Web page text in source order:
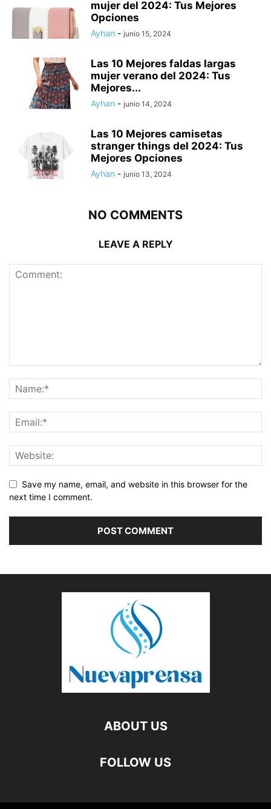
mujer del 2024: Tus Mejores
Opciones
Ayhan - junio 15, 2024
Las 10 Mejores faldas largas
mujer verano del 2024: Tus
Mejores...
Ayhan - junio 14, 2024
Las 10 Mejores camisetas
stranger things del 2024: Tus
Mejores Opciones
Ayhan - junio 13, 2024
NO COMMENTS
LEAVE A REPLY
Save my name, email, and website in this browser for the
next time I comment.
ABOUT US
FOLLOW US